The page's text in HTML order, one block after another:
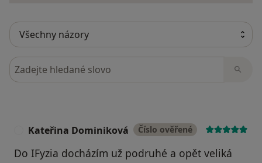
Hledejte v názorech
Kateřina Dominiková Číslo ověřené
Do IFyzia docházím už podruhé a opět veliká